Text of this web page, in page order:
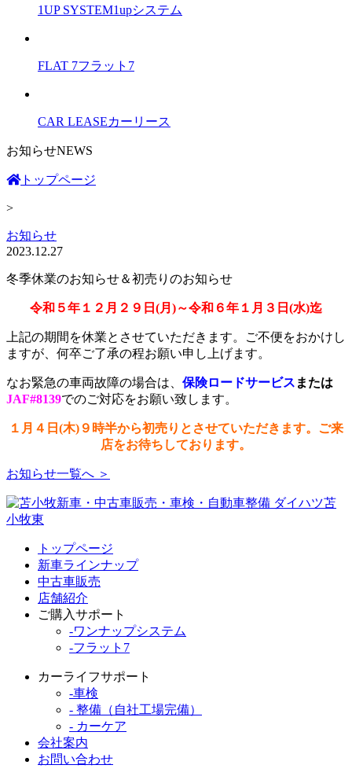
1UP SYSTEM1upシステム
FLAT 7フラット7
CAR LEASEカーリース
お知らせNEWS
トップページ
>
お知らせ
2023.12.27
冬季休業のお知らせ＆初売りのお知らせ
令和５年１２月２９日(月)～令和６年１月３日(水)迄
上記の期間を休業とさせていただきます。ご不便をおかけし
ますが、何卒ご了承の程お願い申し上げます。
なお緊急の車両故障の場合は、 保険ロードサービス または
JAF#8139でのご対応をお願い致します。
１月４日(木)９時半から初売りとさせていただきます。ご来
店をお待ちしております。
お知らせ一覧へ ＞
トップページ
新車ラインナップ
中古車販売
店舗紹介
ご購入サポート
-ワンナップシステム
-フラット7
カーライフサポート
-車検
- 整備（自社工場完備）
- カーケア
会社案内
お問い合わせ